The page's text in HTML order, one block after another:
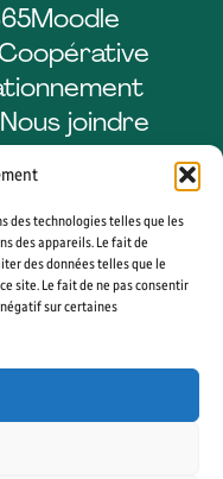
des technologies telles que les
des appareils. Le fait de
des données telles que le
site. Le fait de ne pas consentir
sur certaines
Moodle
Nous joindre
YouTube
RÉSERVÉS. AGENCE WEB
COOKIES